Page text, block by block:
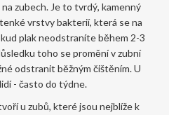
zubech. Je to tvrdý, kamenný
vrstvy bakterií, která se na
plak neodstraníte během 2-3
toho se promění v zubní
odstranit běžným čištěním. U
- často do týdne.
u zubů, které jsou nejblíže k